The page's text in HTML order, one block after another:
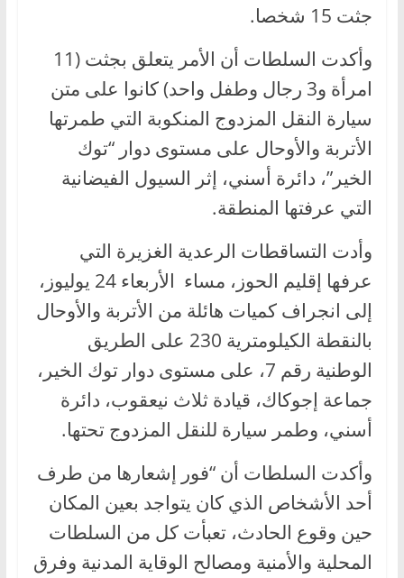
جثت 15 شخصا.
وأكدت السلطات أن الأمر يتعلق بجثت (11
امرأة و3 رجال وطفل واحد) كانوا على متن
سيارة النقل المزدوج المنكوبة التي طمرتها
الأتربة والأوحال على مستوى دوار “توك
الخير”، دائرة أسني، إثر السيول الفيضانية
التي عرفتها المنطقة.
وأدت التساقطات الرعدية الغزيرة التي
عرفها إقليم الحوز، مساء الأربعاء 24 يوليوز،
إلى انجراف كميات هائلة من الأتربة والأوحال
بالنقطة الكيلومترية 230 على الطريق
الوطنية رقم 7، على مستوى دوار توك الخير،
جماعة إجوكاك، قيادة ثلاث نيعقوب، دائرة
أسني، وطمر سيارة للنقل المزدوج تحتها.
وأكدت السلطات أن “فور إشعارها من طرف
أحد الأشخاص الذي كان يتواجد بعين المكان
حين وقوع الحادث، تعبأت كل من السلطات
المحلية والأمنية ومصالح الوقاية المدنية وفرق